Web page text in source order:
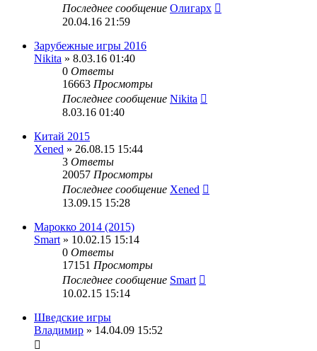
Последнее сообщение Олигарх
20.04.16 21:59
Зарубежные игры 2016
Nikita » 8.03.16 01:40
0 Ответы
16663 Просмотры
Последнее сообщение Nikita
8.03.16 01:40
Китай 2015
Xened » 26.08.15 15:44
3 Ответы
20057 Просмотры
Последнее сообщение Xened
13.09.15 15:28
Марокко 2014 (2015)
Smart » 10.02.15 15:14
0 Ответы
17151 Просмотры
Последнее сообщение Smart
10.02.15 15:14
Шведские игры
Владимир » 14.04.09 15:52